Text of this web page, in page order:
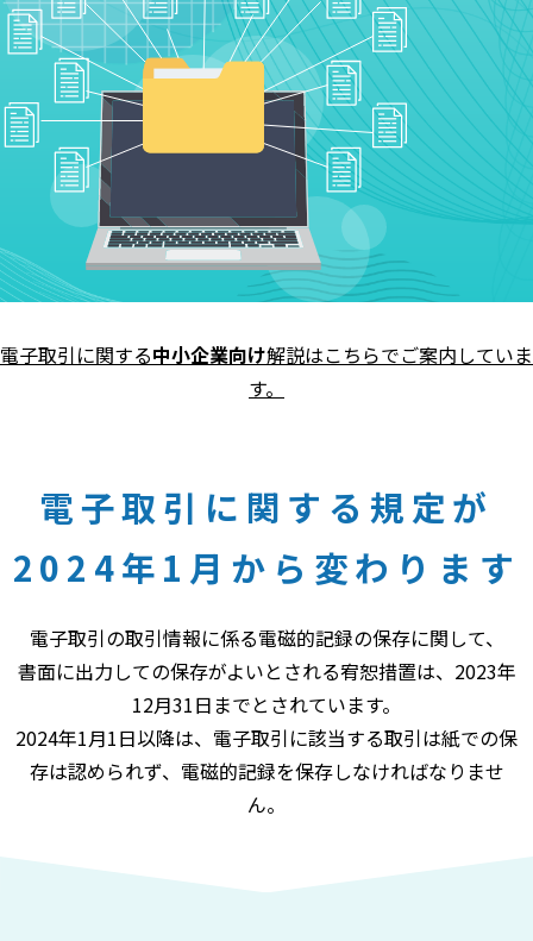
電子取引に関する中小企業向け解説はこちらでご案内していま
す。
電子取引に関する規定が
2024年1月から変わります
電子取引の取引情報に係る電磁的記録の保存に関して、
書面に出力しての保存がよいとされる宥恕措置は、2023年
12月31日までとされています。
2024年1月1日以降は、電子取引に該当する取引は紙での保
存は認められず、電磁的記録を保存しなければなりませ
ん。